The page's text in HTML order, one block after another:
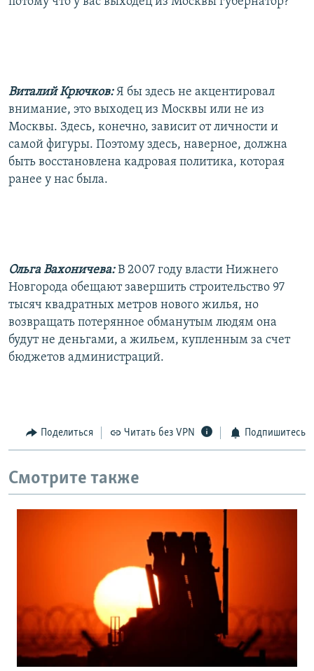
Виталий Крючков: Я бы здесь не акцентировал
внимание, это выходец из Москвы или не из
Москвы. Здесь, конечно, зависит от личности и
самой фигуры. Поэтому здесь, наверное, должна
быть восстановлена кадровая политика, которая
ранее у нас была.
Ольга Вахоничева: В 2007 году власти Нижнего
Новгорода обещают завершить строительство 97
тысяч квадратных метров нового жилья, но
возвращать потерянное обманутым людям она
будут не деньгами, а жильем, купленным за счет
бюджетов администраций.
Поделиться Читать без VPN Подпишитесь
Смотрите также